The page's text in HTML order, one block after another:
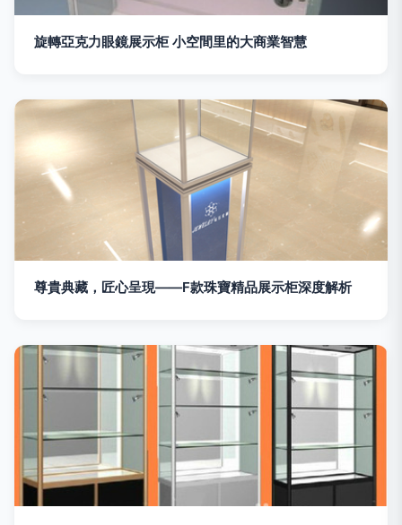
旋轉亞克力眼鏡展示柜 小空間里的大商業智慧
尊貴典藏，匠心呈現——F款珠寶精品展示柜深度解析